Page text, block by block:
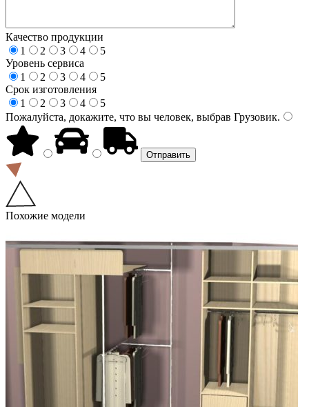
Качество продукции
1
2 3 4
5
Уровень сервиса
1
2 3 4
5
Срок изготовления
1
2 3 4
5
Пожалуйста, докажите, что вы человек, выбрав Грузовик.
Похожие модели